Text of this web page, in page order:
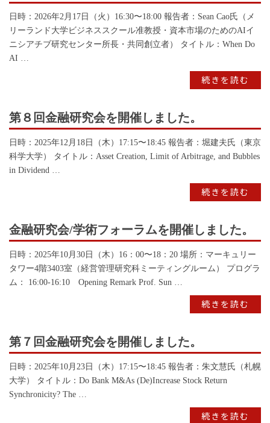
日時：2026年2月17日（火）16:30〜18:00 報告者：Sean Cao氏（メ
リーランド大学ビジネススクール准教授・資本市場のためのAIイ
ニシアチブ研究センター所長・共同創立者） タイトル：When Do
AI …
続きを読む
第８回金融研究会を開催しました。
日時：2025年12月18日（木）17:15〜18:45 報告者：堀建夫氏（東京
科学大学） タイトル：Asset Creation, Limit of Arbitrage, and Bubbles
in Dividend …
続きを読む
金融研究会/学術フォーラムを開催しました。
日時：2025年10月30日（木）16：00〜18：20 場所：マーキュリー
タワー4階3403室（経営管理研究科ミーティングルーム） プログラ
ム： 16:00-16:10 Opening Remark Prof. Sun …
続きを読む
第７回金融研究会を開催しました。
日時：2025年10月23日（木）17:15〜18:45 報告者：朱文慧氏（札幌
大学） タイトル：Do Bank M&As (De)Increase Stock Return
Synchronicity? The …
続きを読む